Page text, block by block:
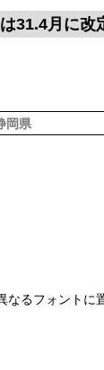
31.4月に改
岡県
るフォントに